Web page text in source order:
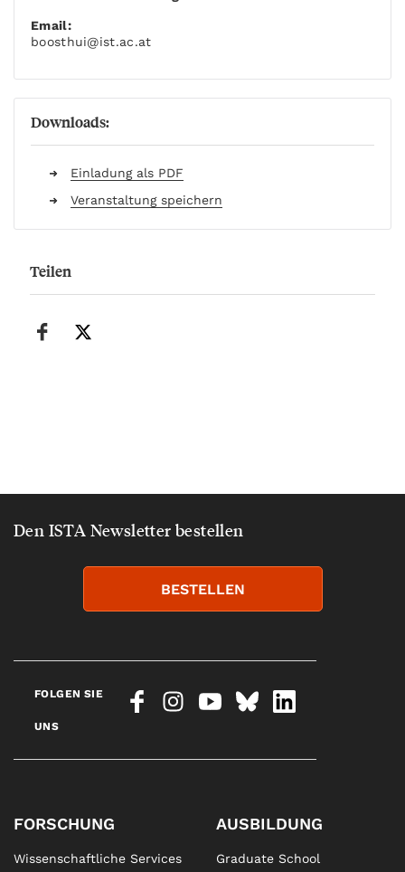
Email:
boosthui@ist.ac.at
Downloads:
Einladung als PDF
Veranstaltung speichern
Teilen
Den ISTA Newsletter bestellen
BESTELLEN
FOLGEN SIE
UNS
FORSCHUNG
Wissenschaftliche Services
AUSBILDUNG
Graduate School